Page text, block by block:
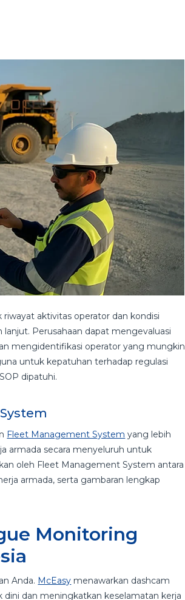
aktivitas operator dan kondisi
Perusahaan dapat mengevaluasi
mengidentifikasi operator yang mungkin
untuk kepatuhan terhadap regulasi
dipatuhi.
Fleet Management System yang lebih
armada secara menyeluruh untuk
oleh Fleet Management System antara
armada, serta gambaran lengkap
Monitoring
Anda. McEasy menawarkan dashcam
dini dan meningkatkan keselamatan kerja